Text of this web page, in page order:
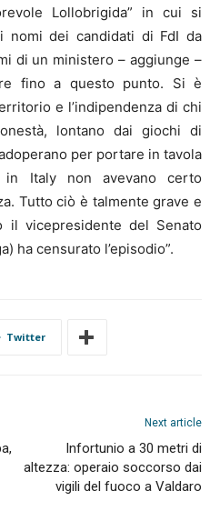
Lollobrigida” in cui si
nomi dei candidati di FdI da
di un ministero – aggiunge –
fino a questo punto. Si è
e l’indipendenza di chi
lontano dai giochi di
per portare in tavola
in Italy non avevano certo
Tutto ciò è talmente grave e
il vicepresidente del Senato
ha censurato l’episodio”.
Twitter
Next article
Infortunio a 30 metri di
altezza: operaio soccorso dai
vigili del fuoco a Valdaro